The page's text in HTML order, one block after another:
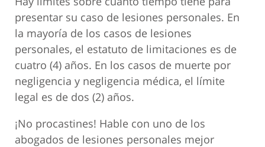
presentar su caso de lesiones personales. En
la mayoría de los casos de lesiones
personales, el estatuto de limitaciones es de
cuatro (4) años. En los casos de muerte por
negligencia y negligencia médica, el límite
legal es de dos (2) años.
¡No procastines! Hable con uno de los
abogados de lesiones personales mejor